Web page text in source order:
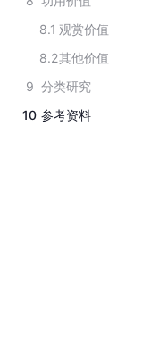
8.1 观赏价值
8.2其他价值
9 分类研究
10 参考资料